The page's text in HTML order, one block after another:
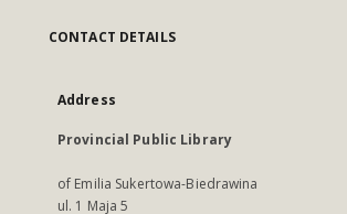
CONTACT DETAILS
Address
Provincial Public Library
of Emilia Sukertowa-Biedrawina
ul. 1 Maja 5